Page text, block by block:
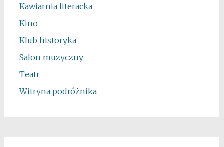
Kawiarnia literacka
Kino
Klub historyka
Salon muzyczny
Teatr
Witryna podróżnika